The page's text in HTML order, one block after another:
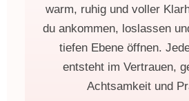
warm, ruhig und voller
du ankommen, loslassen
tiefen Ebene öffnen.
entsteht im Vertrauen,
Achtsamkeit und